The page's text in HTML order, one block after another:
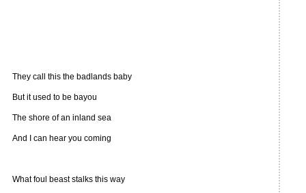
They call this the badlands baby
But it used to be bayou
The shore of an inland sea
And I can hear you coming
What foul beast stalks this way